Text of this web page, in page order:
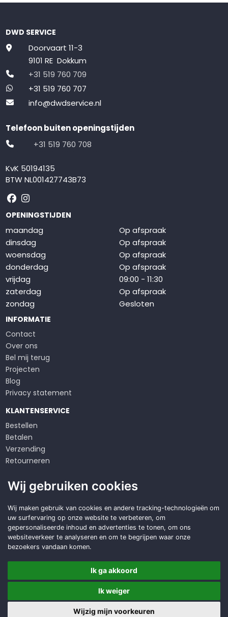
DWD SERVICE
Doorvaart 11-3
9101 RE Dokkum
+31 519 760 709
+31 519 760 707
info@dwdservice.nl
Telefoon buiten openingstijden
+31 519 760 708
KvK 50194135
BTW NL001427743B73
Volg ons op Facebook
Volg ons op Instagram
OPENINGSTIJDEN
maandag
Op afspraak
dinsdag
Op afspraak
woensdag
Op afspraak
donderdag
Op afspraak
vrijdag
09:00 - 11:30
zaterdag
Op afspraak
zondag
Gesloten
INFORMATIE
Contact
Over ons
Bel mij terug
Projecten
Blog
Privacy statement
KLANTENSERVICE
Bestellen
Betalen
Verzending
Retourneren
Algemene voorwaarden
Op zoek naar een
duurzameoplossing?
Offerte aanvragen
Copyright © 2026 DWD Service
Made with
BO. Be Original| Powered by
BO Creator DXP®
Offerte Cookie instellingen
Wij gebruiken cookies
Wij maken gebruik van cookies en andere tracking-technologieën om
uw surfervaring op onze website te verbeteren, om
gepersonaliseerde inhoud en advertenties te tonen, om ons
websiteverkeer te analyseren en om te begrijpen waar onze
bezoekers vandaan komen.
Ik ga akkoord
Ik weiger
Wijzig mijn voorkeuren